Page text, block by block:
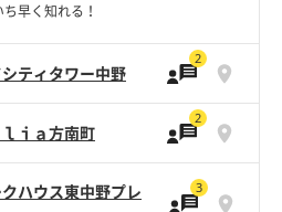
早く知れる！
ティタワー中野
2
ｉａ方南町
2
ハウス東中野プレ
3